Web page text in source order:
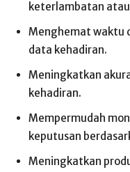
keterlambatan
Menghemat waktu
data kehadiran.
Meningkatkan
kehadiran.
Mempermudah
keputusan
Meningkatkan